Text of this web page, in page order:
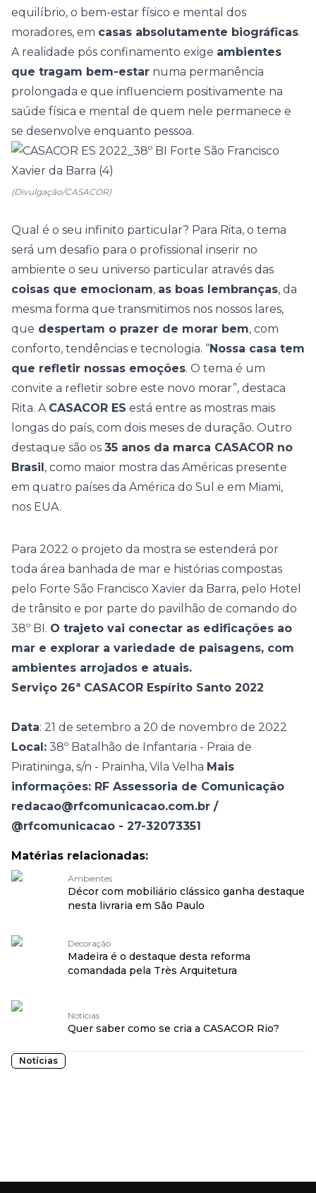
equilíbrio, o bem-estar físico e mental dos
moradores, em casas absolutamente biográficas.
A realidade pós confinamento exige ambientes
que tragam bem-estar numa permanência
prolongada e que influenciem positivamente na
saúde física e mental de quem nele permanece e
se desenvolve enquanto pessoa.
(Divulgação/CASACOR)
Qual é o seu infinito particular? Para Rita, o tema
será um desafio para o profissional inserir no
ambiente o seu universo particular através das
coisas que emocionam, as boas lembranças, da
mesma forma que transmitimos nos nossos lares,
que despertam o prazer de morar bem, com
conforto, tendências e tecnologia. “Nossa casa tem
que refletir nossas emoções. O tema é um
convite a refletir sobre este novo morar”, destaca
Rita. A CASACOR ES está entre as mostras mais
longas do país, com dois meses de duração. Outro
destaque são os 35 anos da marca CASACOR no
Brasil, como maior mostra das Américas presente
em quatro países da América do Sul e em Miami,
nos EUA.
Para 2022 o projeto da mostra se estenderá por
toda área banhada de mar e histórias compostas
pelo Forte São Francisco Xavier da Barra, pelo Hotel
de trânsito e por parte do pavilhão de comando do
38º BI. O trajeto vai conectar as edificações ao
mar e explorar a variedade de paisagens, com
ambientes arrojados e atuais.
Serviço 26ª CASACOR Espírito Santo 2022
Data: 21 de setembro a 20 de novembro de 2022
Local: 38º Batalhão de Infantaria - Praia de
Piratininga, s/n - Prainha, Vila Velha Mais
informações: RF Assessoria de Comunicação
redacao@rfcomunicacao.com.br /
@rfcomunicacao - 27-32073351
Matérias relacionadas:
Ambientes
Décor com mobiliário clássico ganha destaque
nesta livraria em São Paulo
Decoração
Madeira é o destaque desta reforma
comandada pela Très Arquitetura
Notícias
Quer saber como se cria a CASACOR Rio?
Notícias